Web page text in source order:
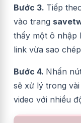
Bước 3. Tiếp
vào trang
thấy một ô nhập
link vừa sao
Bước 4. Nhấn
sẽ xử lý trong
video với nhiều